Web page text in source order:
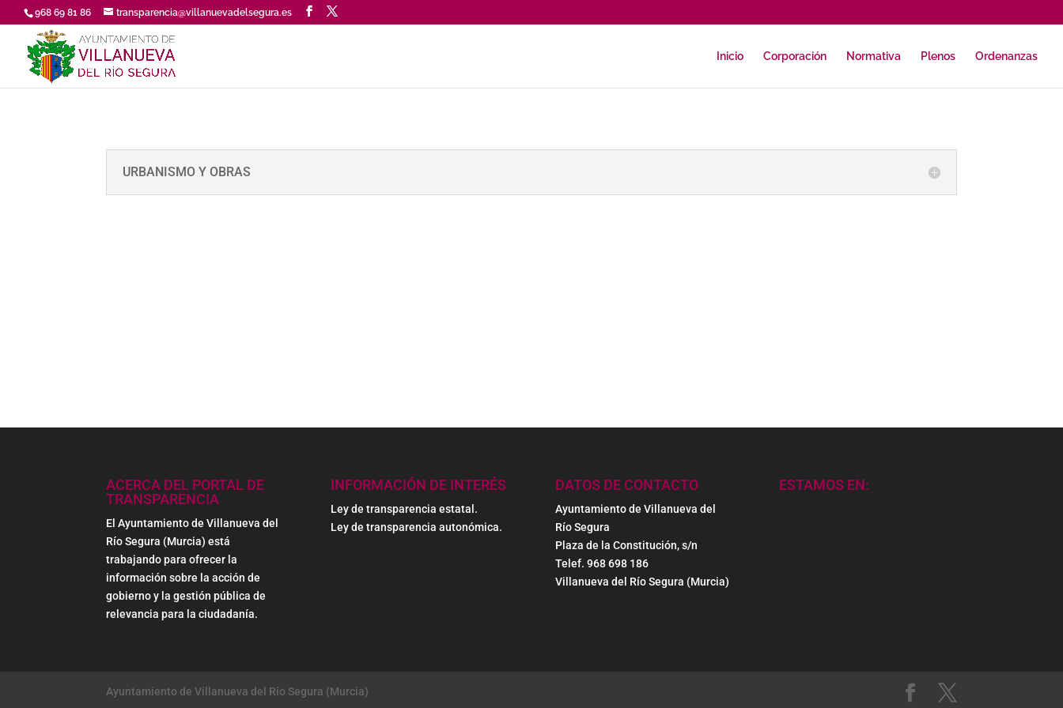
968 69 81 86 transparencia@villanuevadelsegura.es
Inicio Corporación Normativa Plenos Ordenanzas
URBANISMO Y OBRAS
ACERCA DEL PORTAL DE
TRANSPARENCIA
El Ayuntamiento de Villanueva del
Río Segura (Murcia) está
trabajando para ofrecer la
información sobre la acción de
gobierno y la gestión pública de
relevancia para la ciudadanía.
INFORMACIÓN DE INTERÉS
Ley de transparencia estatal.
Ley de transparencia autonómica.
DATOS DE CONTACTO
Ayuntamiento de Villanueva del
Río Segura
Plaza de la Constitución, s/n
Telef. 968 698 186
Villanueva del Río Segura (Murcia)
ESTAMOS EN:
Ayuntamiento de Villanueva del Río Segura (Murcia)